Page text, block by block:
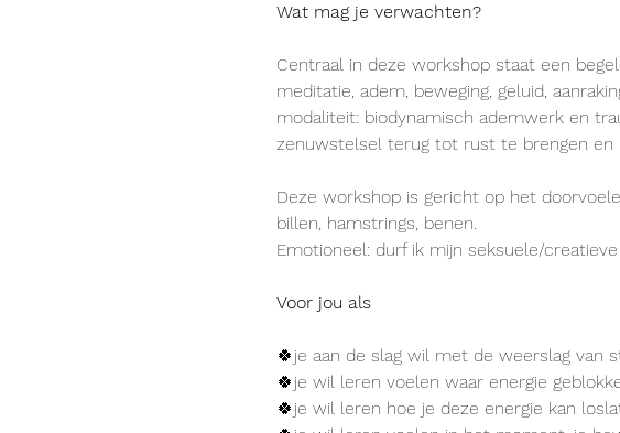
Wat mag je verwachten?
Centraal in deze workshop staat een
meditatie, adem, beweging, geluid,
modaliteit: biodynamisch ademwerk en
zenuwstelsel terug tot rust te brengen en
Deze workshop is gericht op het
billen, hamstrings, benen.
Emotioneel: durf ik mijn seksuele/
Voor jou als
🍀je aan de slag wil met de weerslag van
🍀je wil leren voelen waar energie
🍀je wil leren hoe je deze energie kan